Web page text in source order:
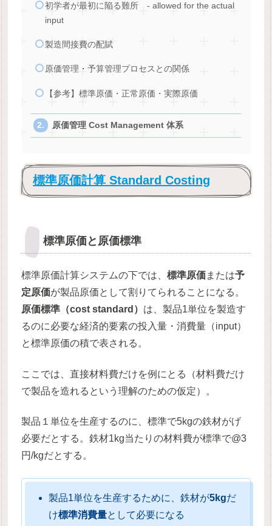
初学者が最初に陥る難所 - allowed for the actual
input
製造間接費の配賦
原価管理・予算管理プロセスとの関係
【参考】標準原価・正常原価・実際原価
原価管理 Cost Management 体系
標準原価計算 Standard Costing
標準原価と原価標準
標準原価計算システムの下では、標準原価または予
定原価が製品原価として割りてられることになる。
原価標準（cost standard） は、製品1単位を製造す
るのに必要な経済的要素の投入量・消費量（input）
と標準原価の積で表される。
ここでは、直接材料費だけを例にとる（材料費だけ
で製品を造れるという理解のための仮定）。
製品１単位を生産するのに、標準で5kgの鉄材がげ
必要だとする。鉄材1kg当たりの材料費が標準で@3
円/kgだとする。
製品1単位を生産するために、鉄材が5kgだ
け標準消費量として必要になる